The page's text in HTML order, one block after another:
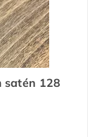
satén 128